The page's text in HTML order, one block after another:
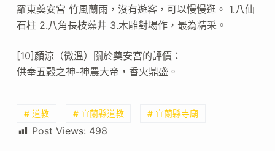
羅東奠安宮 竹風蘭雨，沒有遊客，可以慢慢逛。 1.八仙
石柱 2.八角長枝藻井 3.木雕對場作，最為精采。
[10]顏涼（微溫）關於奠安宮的評價：
供奉五穀之神-神農大帝，香火鼎盛。
# 道教 # 宜蘭縣道教 # 宜蘭縣寺廟
Post Views: 498